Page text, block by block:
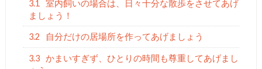
3.1
室内飼いの場合は、日々十分な散歩をさせてあげ
ましょう！
3.2 自分だけの居場所を作ってあげましょう
3.3 かまいすぎず、ひとりの時間も尊重してあげまし